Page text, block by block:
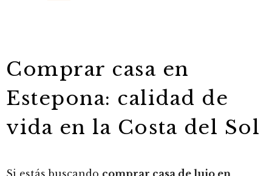
Comprar casa en
Estepona: calidad de
vida en la Costa del Sol
Si estás buscando comprar casa de lujo en